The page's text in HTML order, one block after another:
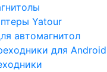
Yatour
автомагнитол
для